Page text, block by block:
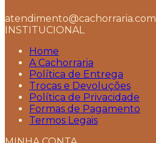
atendimento@cachorraria.com
INSTITUCIONAL
Home
A Cachorraria
Política de Entrega
Trocas e Devoluções
Política de Privacidade
Formas de Pagamento
Termos Legais